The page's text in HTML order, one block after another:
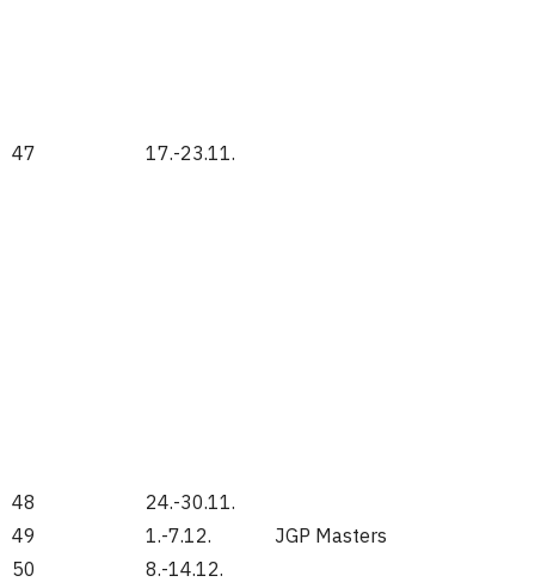
47 17.-23.11.
48
24.-30.11.
49
1.-7.12.
JGP Masters
50
8.-14.12.